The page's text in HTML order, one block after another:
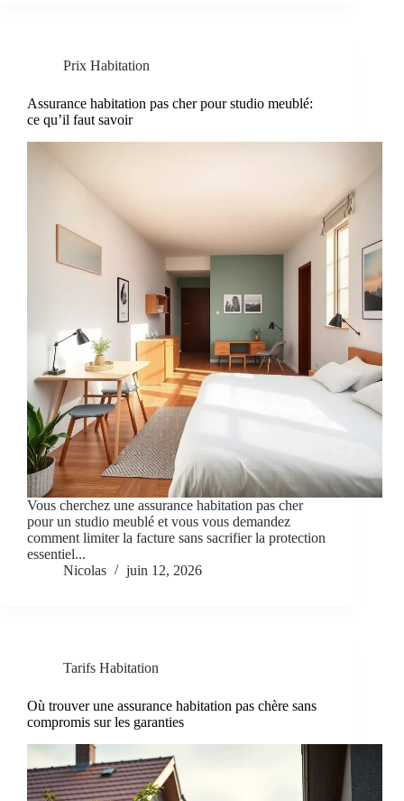
Prix Habitation
Assurance habitation pas cher pour studio meublé:
ce qu’il faut savoir
Vous cherchez une assurance habitation pas cher
pour un studio meublé et vous vous demandez
comment limiter la facture sans sacrifier la protection
essentiel...
Nicolas
juin 12, 2026
Tarifs Habitation
Où trouver une assurance habitation pas chère sans
compromis sur les garanties